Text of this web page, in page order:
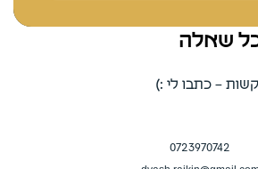
שאלה
– כתבו לי :)
0723970742